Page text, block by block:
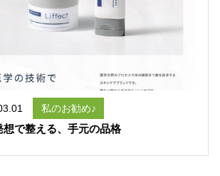
私のお勧め♪
想で整える、手元の品格